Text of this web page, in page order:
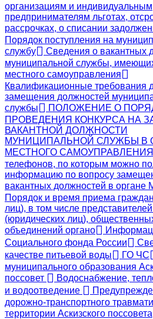
организациям и индивидуальным
предпринимателям льготах,
рассрочках, о списании
Порядок поступления на
службу
Сведения о вакантных
муниципальной службы,
местного самоуправления
Квалификационные требования
замещения должностей
службы
ПОЛОЖЕНИЕ О
ПРОВЕДЕНИЯ КОНКУРСА НА
ВАКАНТНОЙ ДОЛЖНОСТИ
МУНИЦИПАЛЬНОЙ СЛУЖБЫ В
МЕСТНОГО САМОУПРАВЛЕНИЯ
телефонов, по которым можно
информацию по вопросу
вакантных должностей в органе
Порядок и время приема
лиц), в том числе
(юридических лиц),
объединений органо
Социального фонда России
качестве питьевой воды
ГО ЧС
муниципального образования
поссовет
Водоснабжение,
и водоотведение
дорожно-транспортного
территории Аскизского поссовета